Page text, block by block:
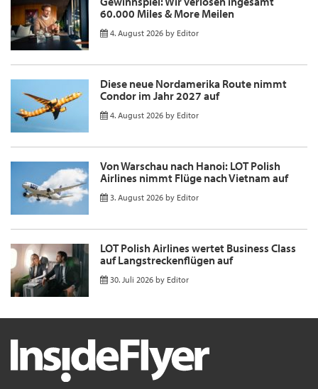
60.000 Miles & More Meilen
4. August 2026 by Editor
Diese neue Nordamerika Route nimmt
Condor im Jahr 2027 auf
4. August 2026 by Editor
Von Warschau nach Hanoi: LOT Polish
Airlines nimmt Flüge nach Vietnam auf
3. August 2026 by Editor
LOT Polish Airlines wertet Business Class
auf Langstreckenflügen auf
30. Juli 2026 by Editor